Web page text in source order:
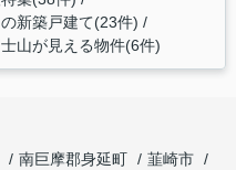
新築戸建て(23件)
山が見える物件(6件)
南巨摩郡身延町
韮崎市